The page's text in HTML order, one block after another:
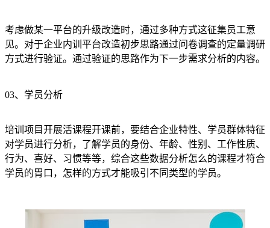
考虑做某一平台的升级改造时，通过多种方式这征集员工意
见。对于企业内训平台改造初步思路通过问卷调查的定量调研
方式进行验证。通过验证的思路作为下一步需求分析的内容。
03、学员分析
培训项目开展活课程开课前，要结合企业特性、学员群体特征
对学员进行分析，了解学员的身份、年龄、性别、工作性质、
行为、喜好、习惯等等，综合这些数据分析怎么的课程才符合
学员的胃口，怎样的方式才能吸引不同类型的学员。